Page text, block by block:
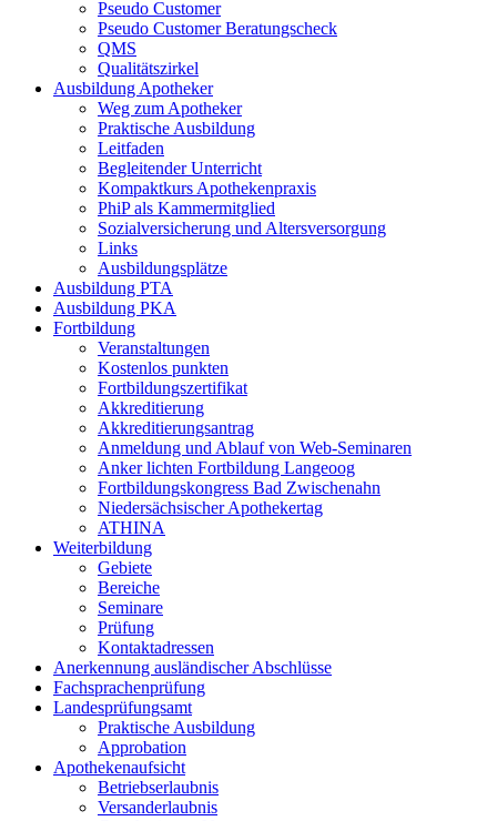
Pseudo Customer
Pseudo Customer Beratungscheck
QMS
Qualitätszirkel
Ausbildung Apotheker
Weg zum Apotheker
Praktische Ausbildung
Leitfaden
Begleitender Unterricht
Kompaktkurs Apothekenpraxis
PhiP als Kammermitglied
Sozialversicherung und Altersversorgung
Links
Ausbildungsplätze
Ausbildung PTA
Ausbildung PKA
Fortbildung
Veranstaltungen
Kostenlos punkten
Fortbildungszertifikat
Akkreditierung
Akkreditierungsantrag
Anmeldung und Ablauf von Web-Seminaren
Anker lichten Fortbildung Langeoog
Fortbildungskongress Bad Zwischenahn
Niedersächsischer Apothekertag
ATHINA
Weiterbildung
Gebiete
Bereiche
Seminare
Prüfung
Kontaktadressen
Anerkennung ausländischer Abschlüsse
Fachsprachenprüfung
Landesprüfungsamt
Praktische Ausbildung
Approbation
Apothekenaufsicht
Betriebserlaubnis
Versanderlaubnis